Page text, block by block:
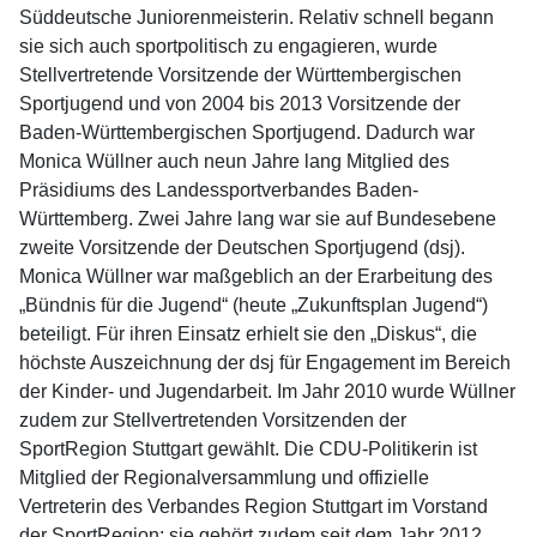
Süddeutsche Juniorenmeisterin. Relativ schnell begann
sie sich auch sportpolitisch zu engagieren, wurde
Stellvertretende Vorsitzende der Württembergischen
Sportjugend und von 2004 bis 2013 Vorsitzende der
Baden-Württembergischen Sportjugend. Dadurch war
Monica Wüllner auch neun Jahre lang Mitglied des
Präsidiums des Landessportverbandes Baden-
Württemberg. Zwei Jahre lang war sie auf Bundesebene
zweite Vorsitzende der Deutschen Sportjugend (dsj).
Monica Wüllner war maßgeblich an der Erarbeitung des
„Bündnis für die Jugend“ (heute „Zukunftsplan Jugend“)
beteiligt. Für ihren Einsatz erhielt sie den „Diskus“, die
höchste Auszeichnung der dsj für Engagement im Bereich
der Kinder- und Jugendarbeit. Im Jahr 2010 wurde Wüllner
zudem zur Stellvertretenden Vorsitzenden der
SportRegion Stuttgart gewählt. Die CDU-Politikerin ist
Mitglied der Regionalversammlung und offizielle
Vertreterin des Verbandes Region Stuttgart im Vorstand